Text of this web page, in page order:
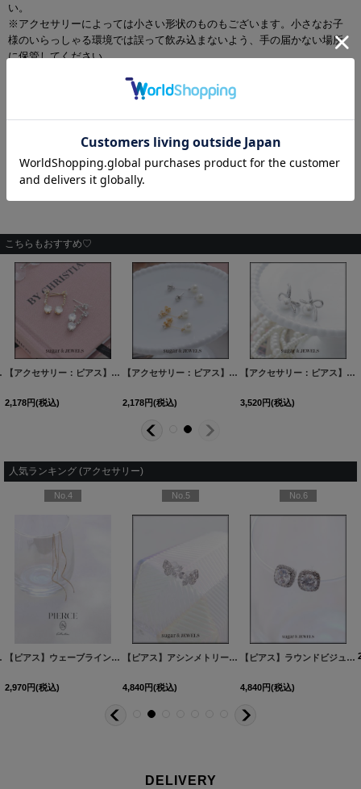
い。
※アクセサリーによっては小さい形状のものもございます。小さなお子
様のいらっしゃる環境では誤って飲み込まないよう、手の届かない場所
に保管してください。
アクセサリーの使用は火傷、凍傷の原因になる場合がありますので着用
※当製品は素材により、汗、水、雨、湿気、たばこのヤニ等が原因で染
色の一部が色落ち、変色する場合があります。
※当店ではお客様の不注意によるいかなる事故や損害、また用途以外の
使用方法での損害などが生じましても一切の責任を負いかねますのでそ
の旨ご了承下さい。
こちらもおすすめ♡
[ PI094-250213-1]
ー】[OF02] PI092-250206-1 ]
【アクセサリー：ピアス】ビジューストーンピアス【Fサイズ/2カラー】[OF08] [PI096-
2,178円(税込)
【アクセサリー：ピアス】パールストーンピアス【2カラー】[OF02]
2,178円(税込)
【アクセサリー：ピアス】リボンパールピアス【Fサイズ/1カラー】[OF08]
3,520円(税込)
人気ランキング (アクセサリー)
1]
[NE355-260528-1]
】[OF02] [NE337-260530-1]
No.4
【ピアス】ウェーブラインロングピアス【Fサイズ/1カラー】 [MG-PI402-GD-F ]
2,970円(税込)
No.5
【ピアス】アシンメトリーバタフライビジューピアス【Fサイズ/1カラー】[OF02]
4,840円(税込)
No.6
【ピアス】ラウンドビジュースクエアピアス【Fサイズ/1カラー】[OF02]
4,840円(税込)
DELIVERY